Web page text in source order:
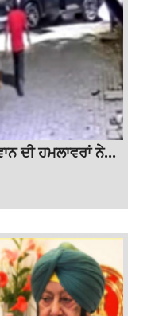
ਦੀ ਹਮਲਾਵਰਾਂ ਨੇ...